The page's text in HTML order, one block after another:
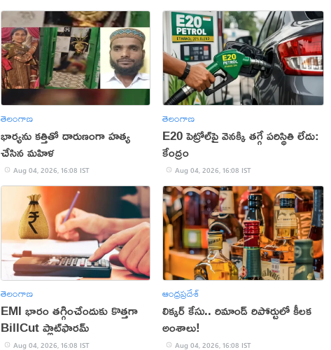
తెలంగాణ
భార్యను కత్తితో దారుణంగా హత్య
చేసిన మహిళ
Aug 04, 2026, 16:08 IST
తెలంగాణ
E20 పెట్రోల్‌పై వెనక్కి తగ్గే పరిస్థితి లేదు:
కేంద్రం
Aug 04, 2026, 16:08 IST
తెలంగాణ
EMI భారం తగ్గించేందుకు కొత్తగా
BillCut ప్లాట్‌ఫారమ్
Aug 04, 2026, 16:08 IST
ఆంధ్రప్రదేశ్
లిక్కర్ కేసు.. రిమాండ్​ రిపోర్టులో కీలక
అంశాలు!
Aug 04, 2026, 16:08 IST